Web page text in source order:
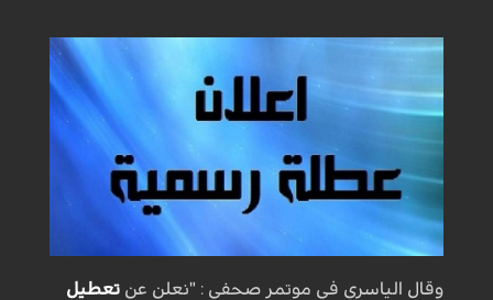
وقال الياسري في موتمر صحفي : "نعلن عن تعطيل